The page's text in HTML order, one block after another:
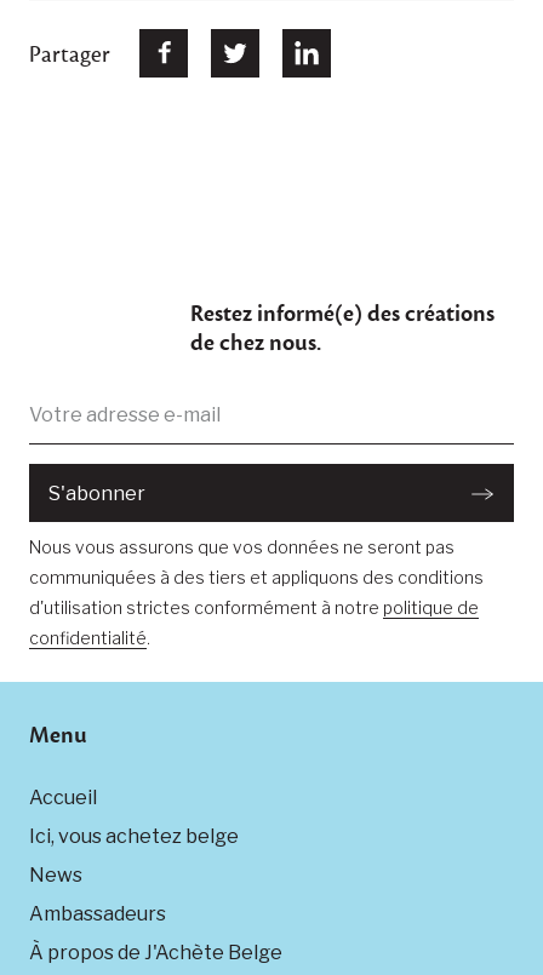
Partager
Restez informé(e) des créations
de chez nous.
Vous avez été enregistré avec succès.
Adresse
électronique
S'abonner
Nous vous assurons que vos données ne seront pas
communiquées à des tiers et appliquons des conditions
d'utilisation strictes conformément à notre politique de
confidentialité.
Menu
Accueil
Ici, vous achetez belge
News
Ambassadeurs
À propos de J'Achète Belge